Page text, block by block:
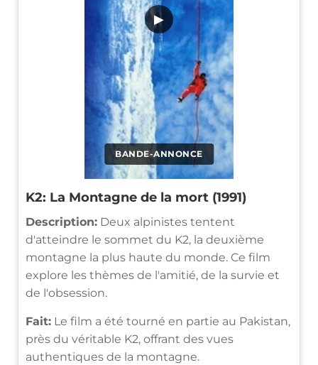
BANDE-ANNONCE
▶
K2: La Montagne de la mort (1991)
Description: Deux alpinistes tentent
d'atteindre le sommet du K2, la deuxième
montagne la plus haute du monde. Ce film
explore les thèmes de l'amitié, de la survie et
de l'obsession.
Fait: Le film a été tourné en partie au Pakistan,
près du véritable K2, offrant des vues
authentiques de la montagne.